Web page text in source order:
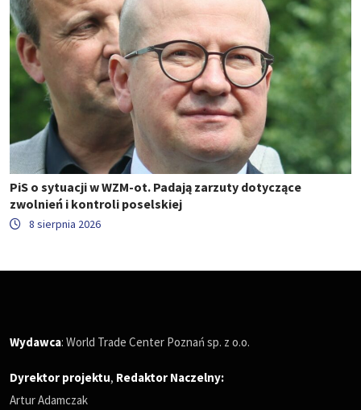
PiS o sytuacji w WZM-ot. Padają zarzuty dotyczące
zwolnień i kontroli poselskiej
8 sierpnia 2026
Wydawca: World Trade Center Poznań sp. z o.o.
Dyrektor projektu, Redaktor Naczelny:
Artur Adamczak